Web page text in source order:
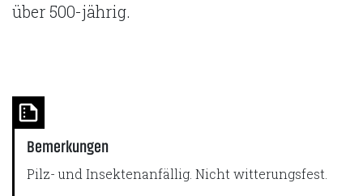
über 500-jährig.
Bemerkungen
Pilz- und Insektenanfällig. Nicht witterungsfest.